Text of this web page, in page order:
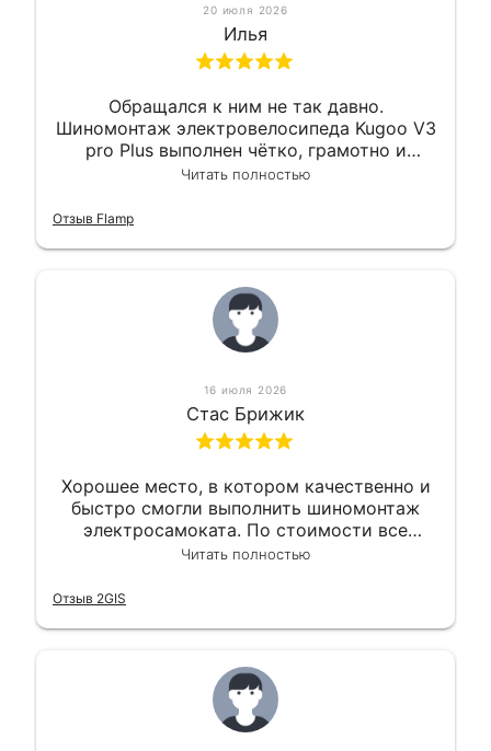
20 июля 2026
Илья
Обращался к ним не так давно.
Шиномонтаж электровелосипеда Kugoo V3
pro Plus выполнен чётко, грамотно и
квалифицированно. Всё сделано
Читать полностью
Отзыв Flamp
16 июля 2026
Стас Брижик
Хорошее место, в котором качественно и
быстро смогли выполнить шиномонтаж
электросамоката. По стоимости все
вышло вообще приемлемо хочу сказать.
Читать полностью
Отзыв 2GIS